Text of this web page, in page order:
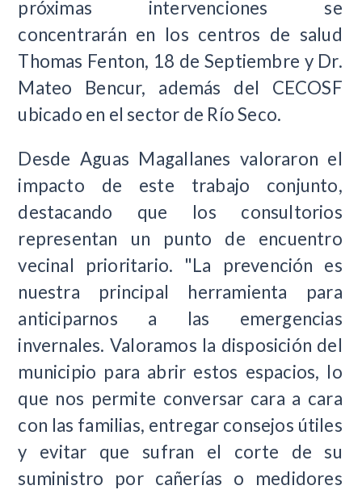
próximas intervenciones se
concentrarán en los centros de salud
Thomas Fenton, 18 de Septiembre y Dr.
Mateo Bencur, además del CECOSF
ubicado en el sector de Río Seco.
Desde Aguas Magallanes valoraron el
impacto de este trabajo conjunto,
destacando que los consultorios
representan un punto de encuentro
vecinal prioritario. "La prevención es
nuestra principal herramienta para
anticiparnos a las emergencias
invernales. Valoramos la disposición del
municipio para abrir estos espacios, lo
que nos permite conversar cara a cara
con las familias, entregar consejos útiles
y evitar que sufran el corte de su
suministro por cañerías o medidores